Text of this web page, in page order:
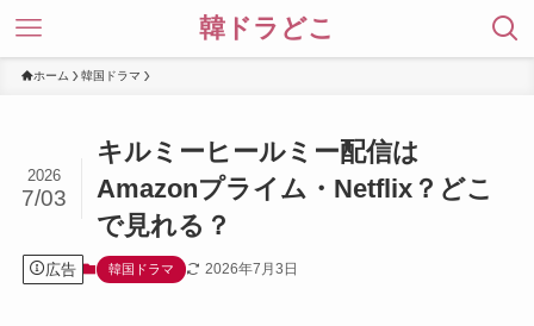
韓ドラどこ
ホーム 韓国ドラマ
キルミーヒールミー配信は
Amazonプライム・Netflix？どこ
で見れる？
2026
7/03
広告 韓国ドラマ 2026年7月3日